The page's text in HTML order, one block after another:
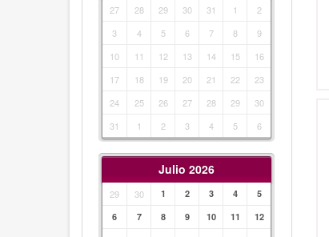
27 28 29 30 31 1
2
3
4 5 6 7 8
9
10
11 12 13 14 15
16
17
18 19 20 21 22
23
24
25 26 27 28 29
30
31
1 2 3 4 5 6
Julio 2026
29 30 1 2 3 4
5
6
7 8 9 10 11
12